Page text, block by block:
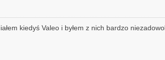
kiedyś Valeo i byłem z nich bardzo